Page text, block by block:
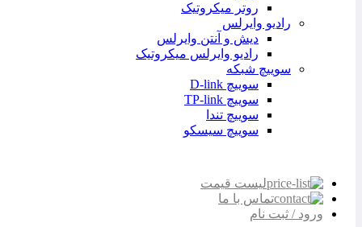
روتر میکروتیک
رادیو وایرلس
دیش و آنتن وایرلس
رادیو وایرلس میکروتیک
سوییچ شبکه
سوییچ D-link
سوییچ TP-link
سوییچ تندا
سوییچ سیسکو
لیست قیمت
تماس با ما
ورود / ثبت نام